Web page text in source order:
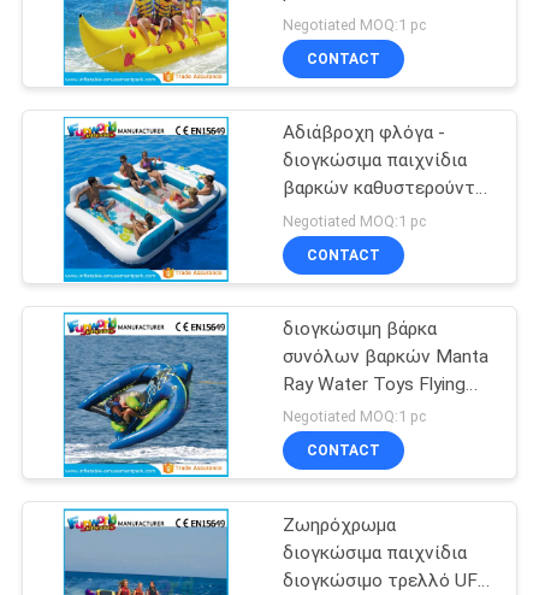
ρυμουλκήσιμος σωλήνας
νερού με το
προσαρμοσμένο μέγεθος
Negotiated MOQ:1 pc
CONTACT
Αδιάβροχη φλόγα -
διογκώσιμα παιχνίδια
βαρκών καθυστερούντω
που επιπλέουν τον
καναπέ νερού για τους
ενηλίκους
Negotiated MOQ:1 pc
CONTACT
διογκώσιμη βάρκα
συνόλων βαρκών Manta
Ray Water Toys Flying
Water μουσαμάδων PVC
0.9mm
Negotiated MOQ:1 pc
CONTACT
Ζωηρόχρωμα
διογκώσιμα παιχνίδια
διογκώσιμο τρελλό UFO